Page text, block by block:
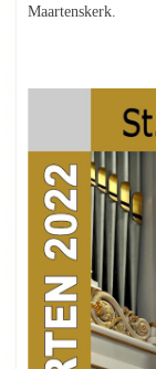
Maartenskerk.